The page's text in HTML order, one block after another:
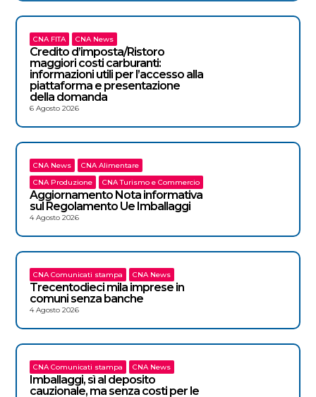
CNA FITA CNA News
Credito d’imposta/Ristoro
maggiori costi carburanti:
informazioni utili per l’accesso alla
piattaforma e presentazione
della domanda
6 Agosto 2026
CNA News
CNA Alimentare
CNA Produzione
CNA Turismo e Commercio
Aggiornamento Nota informativa
sul Regolamento Ue Imballaggi
4 Agosto 2026
CNA Comunicati stampa CNA News
Trecentodieci mila imprese in
comuni senza banche
4 Agosto 2026
CNA Comunicati stampa CNA News
Imballaggi, sì al deposito
cauzionale, ma senza costi per le